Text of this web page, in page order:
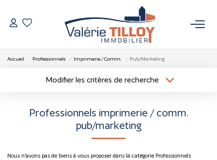
VENDRE
L’AGENCE
Accueil Professionnels Imprimerie / Comm. Pub/Marketing
Modifier les critères de recherche
Budget max
Professionnels imprimerie / comm.
pub/marketing
Nous n'avons pas de biens à vous proposer dans la catégorie Professionnels